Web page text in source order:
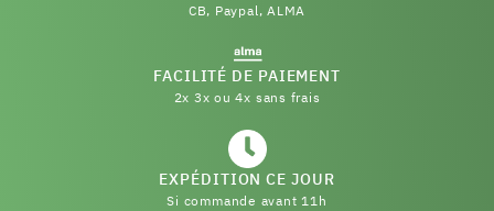
CB, Paypal, ALMA
FACILITÉ DE PAIEMENT
2x 3x ou 4x sans frais
EXPÉDITION CE JOUR
Si commande avant 11h